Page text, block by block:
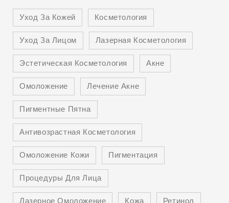
Уход За Кожей
Косметология
Уход За Лицом
Лазерная Косметология
Эстетическая Косметология
Акне
Омоложение
Лечение Акне
Пигментные Пятна
Антивозрастная Косметология
Омоложение Кожи
Пигментация
Процедуры Для Лица